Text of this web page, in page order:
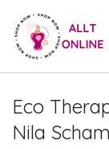
Eco
Nila